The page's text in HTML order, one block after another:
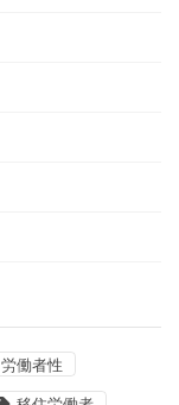
労働者性